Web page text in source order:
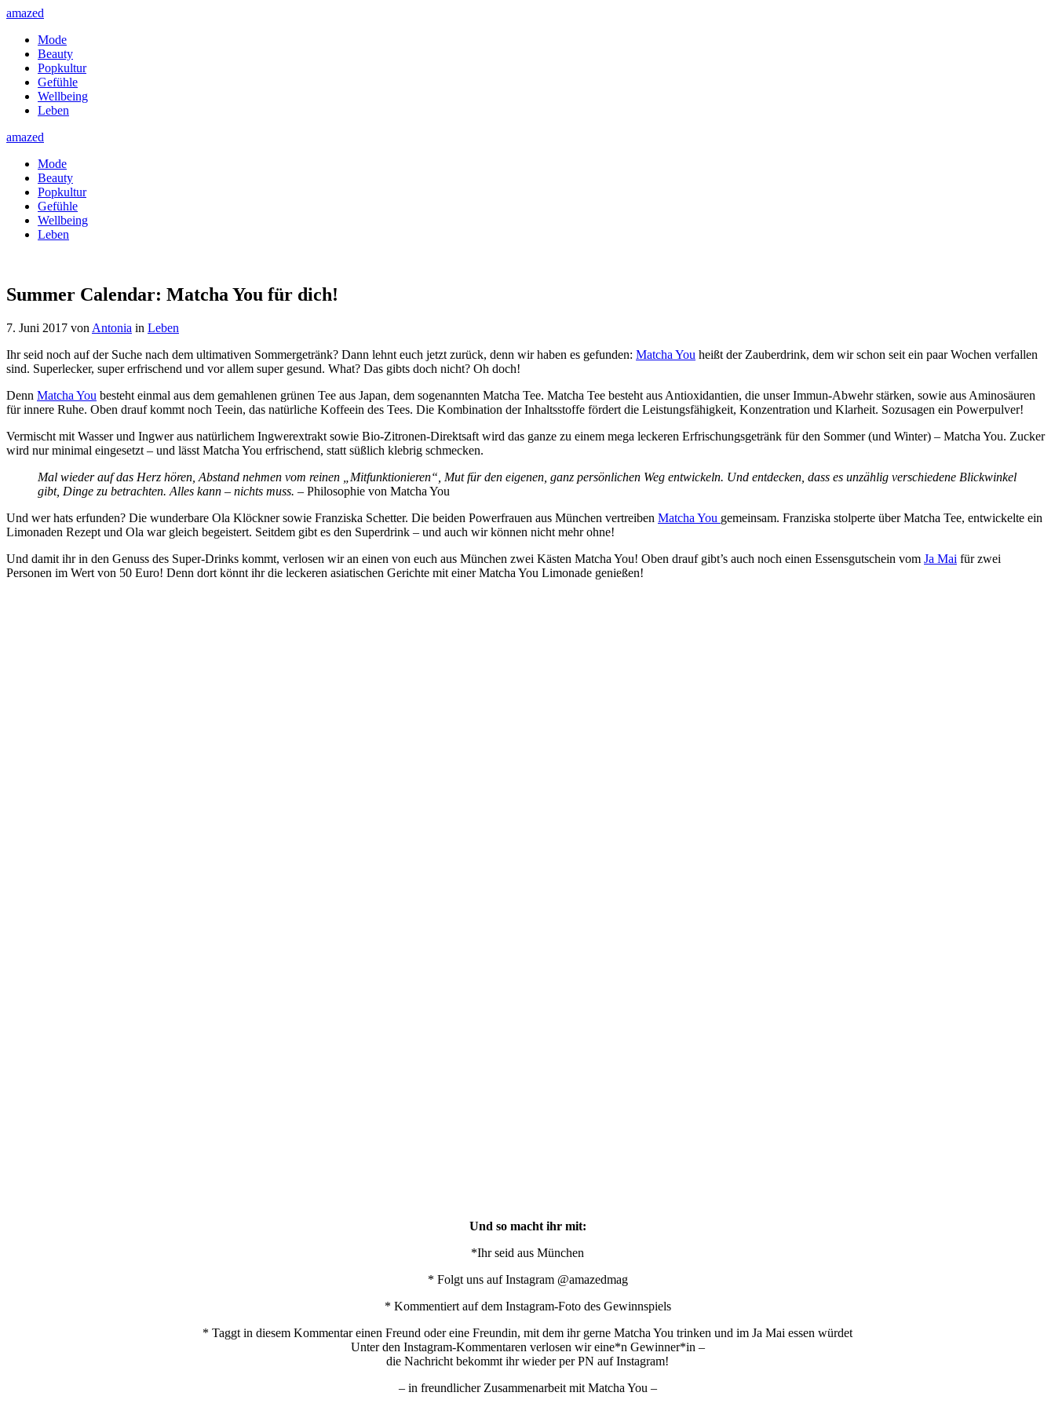
amazed
Mode
Beauty
Popkultur
Gefühle
Wellbeing
Leben
amazed
Mode
Beauty
Popkultur
Gefühle
Wellbeing
Leben
Summer Calendar: Matcha You für dich!
7. Juni 2017 von Antonia in Leben
Ihr seid noch auf der Suche nach dem ultimativen Sommergetränk? Dann lehnt euch jetzt zurück, denn wir haben es gefunden: Matcha You heißt der Zauberdrink, dem wir schon seit ein paar Wochen verfallen
sind. Superlecker, super erfrischend und vor allem super gesund. What? Das gibts doch nicht? Oh doch!
Denn Matcha You besteht einmal aus dem gemahlenen grünen Tee aus Japan, dem sogenannten Matcha Tee. Matcha Tee besteht aus Antioxidantien, die unser Immun-Abwehr stärken, sowie aus Aminosäuren
für innere Ruhe. Oben drauf kommt noch Teein, das natürliche Koffeein des Tees. Die Kombination der Inhaltsstoffe fördert die Leistungsfähigkeit, Konzentration und Klarheit. Sozusagen ein Powerpulver!
Vermischt mit Wasser und Ingwer aus natürlichem Ingwerextrakt sowie Bio-Zitronen-Direktsaft wird das ganze zu einem mega leckeren Erfrischungsgetränk für den Sommer (und Winter) – Matcha You. Zucker
wird nur minimal eingesetzt – und lässt Matcha You erfrischend, statt süßlich klebrig schmecken.
Mal wieder auf das Herz hören, Abstand nehmen vom reinen „Mitfunktionieren“, Mut für den eigenen, ganz persönlichen Weg entwickeln. Und entdecken, dass es unzählig verschiedene Blickwinkel
gibt, Dinge zu betrachten. Alles kann – nichts muss. – Philosophie von Matcha You
Und wer hats erfunden? Die wunderbare Ola Klöckner sowie Franziska Schetter. Die beiden Powerfrauen aus München vertreiben Matcha You gemeinsam. Franziska stolperte über Matcha Tee, entwickelte ein
Limonaden Rezept und Ola war gleich begeistert. Seitdem gibt es den Superdrink – und auch wir können nicht mehr ohne!
Und damit ihr in den Genuss des Super-Drinks kommt, verlosen wir an einen von euch aus München zwei Kästen Matcha You! Oben drauf gibt’s auch noch einen Essensgutschein vom Ja Mai für zwei
Personen im Wert von 50 Euro! Denn dort könnt ihr die leckeren asiatischen Gerichte mit einer Matcha You Limonade genießen!
Und so macht ihr mit:
*Ihr seid aus München
* Folgt uns auf Instagram @amazedmag
* Kommentiert auf dem Instagram-Foto des Gewinnspiels
* Taggt in diesem Kommentar einen Freund oder eine Freundin, mit dem ihr gerne Matcha You trinken und im Ja Mai essen würdet
Unter den Instagram-Kommentaren verlosen wir eine*n Gewinner*in –
die Nachricht bekommt ihr wieder per PN auf Instagram!
– in freundlicher Zusammenarbeit mit Matcha You –